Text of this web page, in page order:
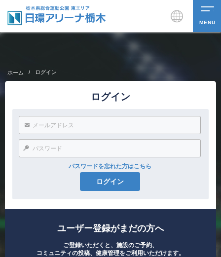
MENU
ホーム / ログイン
ログイン
パスワードを忘れた方はこちら
ログイン
ユーザー登録がまだの方へ
ご登録いただくと、施設のご予約、
コミュニティの投稿、健康管理をご利用いただけます。